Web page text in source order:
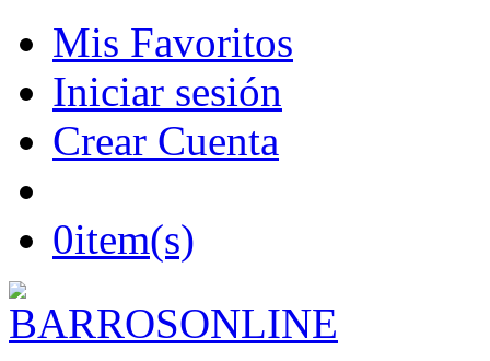
Mis Favoritos
Iniciar sesión
Crear Cuenta
0item(s)